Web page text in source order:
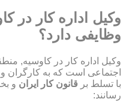
وکیل اداره کار در
وظایفی دارد؟
وکیل اداره کار در کاوسیه,
اجتماعی است که به کارگران
با تسلط بر قانون کار ایران و
رسانند: